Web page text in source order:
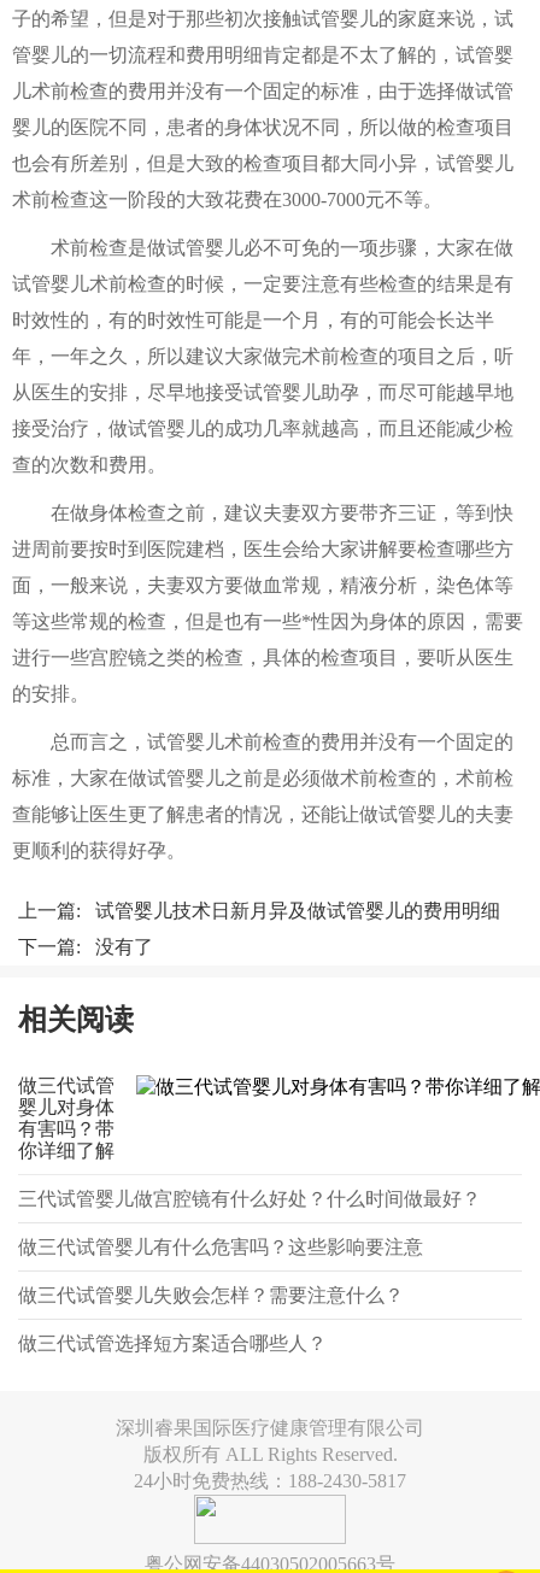
子的希望，但是对于那些初次接触试管婴儿的家庭来说，试
管婴儿的一切流程和费用明细肯定都是不太了解的，试管婴
儿术前检查的费用并没有一个固定的标准，由于选择做试管
婴儿的医院不同，患者的身体状况不同，所以做的检查项目
也会有所差别，但是大致的检查项目都大同小异，试管婴儿
术前检查这一阶段的大致花费在3000-7000元不等。
术前检查是做试管婴儿必不可免的一项步骤，大家在做
试管婴儿术前检查的时候，一定要注意有些检查的结果是有
时效性的，有的时效性可能是一个月，有的可能会长达半
年，一年之久，所以建议大家做完术前检查的项目之后，听
从医生的安排，尽早地接受试管婴儿助孕，而尽可能越早地
接受治疗，做试管婴儿的成功几率就越高，而且还能减少检
查的次数和费用。
在做身体检查之前，建议夫妻双方要带齐三证，等到快
进周前要按时到医院建档，医生会给大家讲解要检查哪些方
面，一般来说，夫妻双方要做血常规，精液分析，染色体等
等这些常规的检查，但是也有一些*性因为身体的原因，需要
进行一些宫腔镜之类的检查，具体的检查项目，要听从医生
的安排。
总而言之，试管婴儿术前检查的费用并没有一个固定的
标准，大家在做试管婴儿之前是必须做术前检查的，术前检
查能够让医生更了解患者的情况，还能让做试管婴儿的夫妻
更顺利的获得好孕。
上一篇: 试管婴儿技术日新月异及做试管婴儿的费用明细
下一篇: 没有了
相关阅读
做三代试管
婴儿对身体
有害吗？带
你详细了解
三代试管婴儿做宫腔镜有什么好处？什么时间做最好？
做三代试管婴儿有什么危害吗？这些影响要注意
做三代试管婴儿失败会怎样？需要注意什么？
做三代试管选择短方案适合哪些人？
深圳睿果国际医疗健康管理有限公司
版权所有 ALL Rights Reserved.
24小时免费热线：188-2430-5817
粤公网安备44030502005663号